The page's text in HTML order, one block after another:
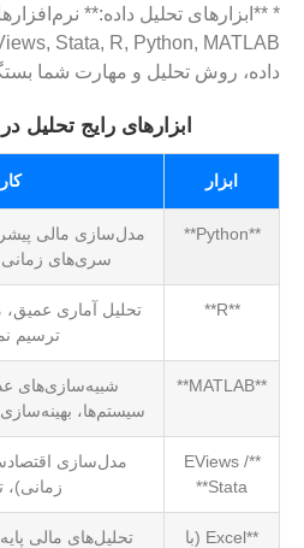
* **ابزارهای تحلیل داده:**
داده، روش تحلیل و مهارت شما
ابزارهای رایج تحلیل
ابزار
**Python**
مدل‌سازی مالی
سری‌های
**R**
تحلیل آماری
ترسیم
**MATLAB**
شبیه‌سازی‌های
سیستم‌ها،
**EViews /
Stata**
مدل‌سازی
زمانی)،
**Excel (با
تحلیل‌های مالی